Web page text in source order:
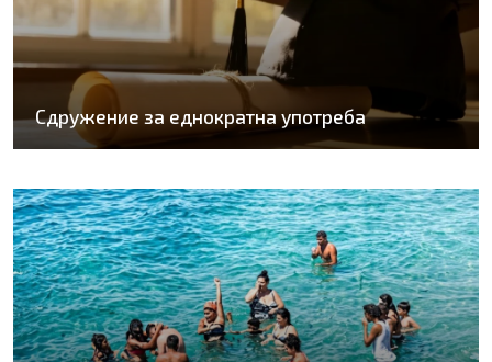
Сдружение за еднократна употреба